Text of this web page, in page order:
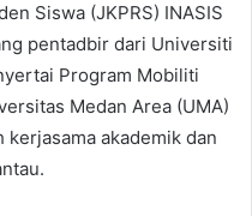
Siswa (JKPRS) INASIS
pentadbir dari Universiti
Program Mobiliti
Medan Area (UMA)
akademik dan